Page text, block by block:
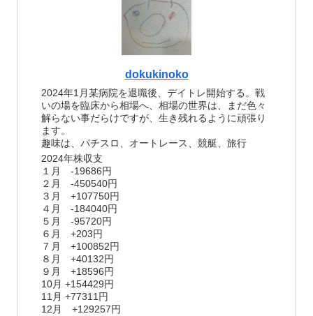
dokukinoko
2024年1月某病院を退職後、デイトレ開始する。戦
いの場を臨床から相場へ、相場の世界は、まだ色々
解らない事だらけですが、生き残れるように頑張り
ます。
趣味は、パチスロ、オートレース、競艇、旅行
2024年株収支
１月 -19686円
２月 -450540円
３月 +107750円
４月 -184040円
５月 -95720円
６月 +203円
７月 +100852円
８月 +40132円
９月 +18596円
10月 +154429円
11月 +77311円
12月 +129257円